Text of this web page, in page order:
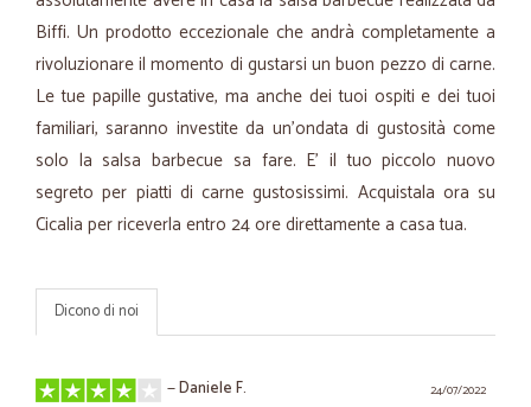
Biffi. Un prodotto eccezionale che andrà completamente a
rivoluzionare il momento di gustarsi un buon pezzo di carne.
Le tue papille gustative, ma anche dei tuoi ospiti e dei tuoi
familiari, saranno investite da un'ondata di gustosità come
solo la salsa barbecue sa fare. E’ il tuo piccolo nuovo
segreto per piatti di carne gustosissimi. Acquistala ora su
Cicalia per riceverla entro 24 ore direttamente a casa tua.
Dicono di noi
24/07/2022
—Daniele F.